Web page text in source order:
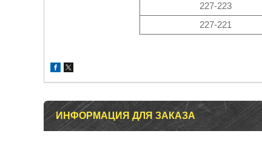
227-223
227-221
ИНФОРМАЦИЯ ДЛЯ ЗАКАЗА